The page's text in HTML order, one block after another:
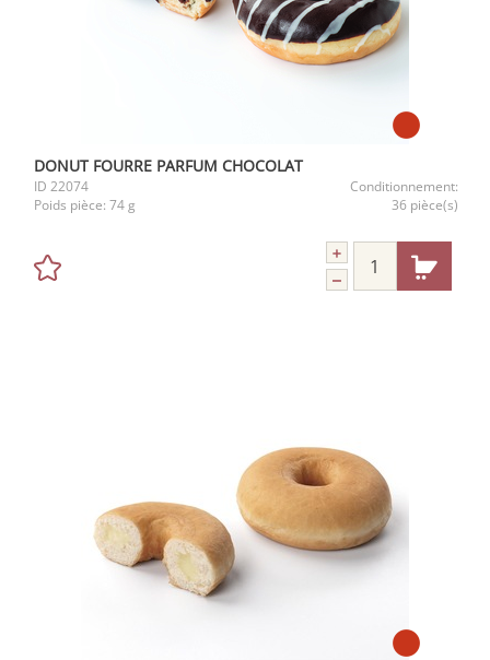
DONUT FOURRE PARFUM CHOCOLAT
ID 22074
Conditionnement:
Poids pièce: 74 g 36 pièce(s)